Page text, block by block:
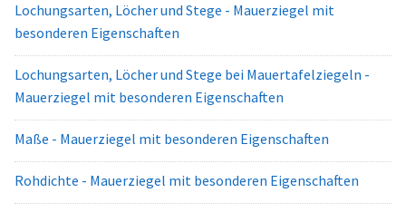
Lochungsarten, Löcher und Stege - Mauerziegel mit
besonderen Eigenschaften
Lochungsarten, Löcher und Stege bei Mauertafelziegeln -
Mauerziegel mit besonderen Eigenschaften
Maße - Mauerziegel mit besonderen Eigenschaften
Rohdichte - Mauerziegel mit besonderen Eigenschaften